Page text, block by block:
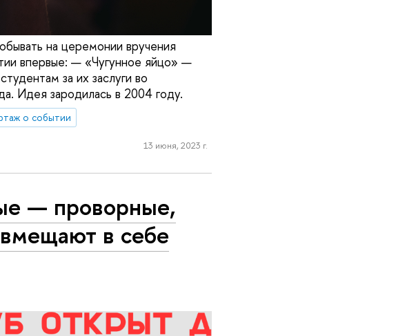
на церемонии вручения
впервые: — «Чугунное яйцо» —
за их заслуги во
Идея зародилась в 2004 году.
о событии
13 июня, 2023 г.
— проворные,
в себе